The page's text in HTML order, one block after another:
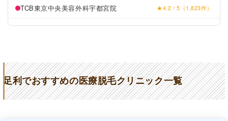
TCB東京中央美容外科宇都宮院 ★4.2 / 5（1,823件）
ボヌール ビューティーメディック ★3.9 / 5（7件）
足利でおすすめの医療脱毛クリニック一覧